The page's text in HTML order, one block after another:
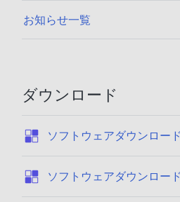
お知らせ一覧
ダウンロード
ソフトウェアダウンロード
ソフトウェアダウンロード